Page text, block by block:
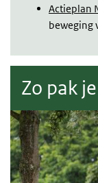
Actieplan
beweging
Zo pak